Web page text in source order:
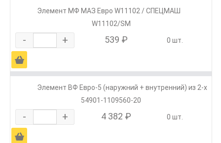
Элемент МФ МАЗ Евро W11102 / СПЕЦМАШ
W11102/SM
- + 539 ₽ 0 шт.
Ä
Элемент ВФ Евро-5 (наружний + внутренний) из 2-х
54901-1109560-20
- + 4 382 ₽ 0 шт.
Ä